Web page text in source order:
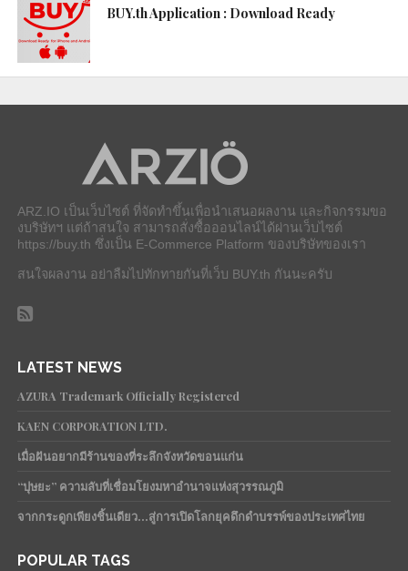
BUY.th Application : Download Ready
ARZ.IO เป็นเว็บไซต์ ที่จัดทำขึ้นเพื่อนำเสนอผลงาน และกิจกรรมขอ
งบริษัทฯ แต่ถ้าสนใจ สามารถสั่งซื้อออนไลน์ได้ผ่านเว็บไซต์
https://buy.th ซึ่งเป็น E-Commerce Platform ของบริษัทของเรา
สนใจผลงาน อย่าลืมไปทักทายกันที่เว็บ BUY.th กันนะครับ
LATEST NEWS
AZURA Trademark Officially Registered
KAEN CORPORATION LTD.
เมื่อฝันอยากมีร้านของที่ระลึกจังหวัดขอนแก่น
“ปุษยะ” ความลับที่เชื่อมโยงมหาอำนาจแห่งสุวรรณภูมิ
จากกระดูกเพียงชิ้นเดียว…สู่การเปิดโลกยุคดึกดำบรรพ์ของประเทศไทย
POPULAR TAGS